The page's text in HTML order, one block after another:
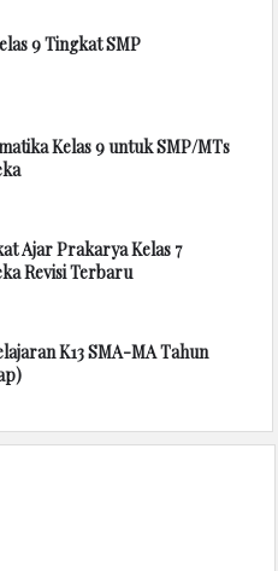
9 Tingkat SMP
Kelas 9 untuk SMP/MTs
Ajar Prakarya Kelas 7
Revisi Terbaru
K13 SMA-MA Tahun